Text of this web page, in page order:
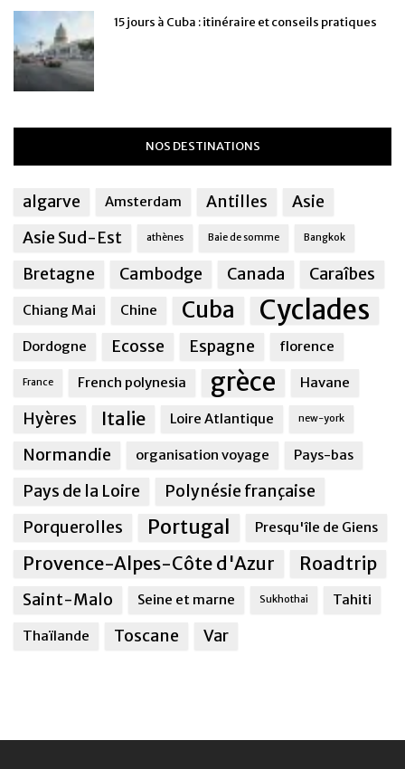
15 jours à Cuba : itinéraire et conseils pratiques
NOS DESTINATIONS
algarve Amsterdam Antilles
Asie
Asie Sud-Est
athènes Baie de somme Bangkok
Bretagne Cambodge Canada Caraîbes
Chiang Mai Chine Cuba Cyclades
Dordogne Ecosse Espagne florence
France French polynesia grèce Havane
Hyères Italie Loire Atlantique new-york
Normandie organisation voyage Pays-bas
Pays de la Loire
Polynésie française
Porquerolles
Portugal Presqu'île de Giens
Provence-Alpes-Côte d'Azur Roadtrip
Saint-Malo Seine et marne Sukhothai Tahiti
Thaïlande Toscane Var